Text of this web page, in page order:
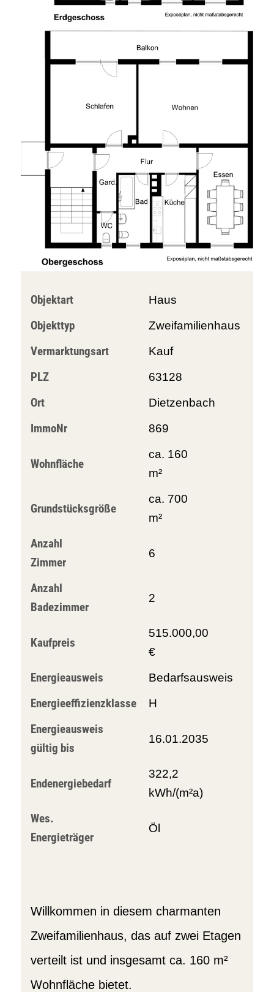
Objektart Haus
Objekttyp Zweifamilienhaus
Vermarktungsart Kauf
PLZ 63128
Ort Dietzenbach
ImmoNr 869
Wohnfläche
ca. 160
m²
Grundstücksgröße
ca. 700
m²
Anzahl
Zimmer
6
Anzahl
Badezimmer
2
Kaufpreis
515.000,00
€
Energieausweis Bedarfsausweis
Energieeffizienzklasse H
Energieausweis
gültig bis
16.01.2035
Endenergiebedarf
322,2
kWh/(m²a)
Wes.
Energieträger
Öl
Willkommen in diesem charmanten
Zweifamilienhaus, das auf zwei Etagen
verteilt ist und insgesamt ca. 160 m²
Wohnfläche bietet.